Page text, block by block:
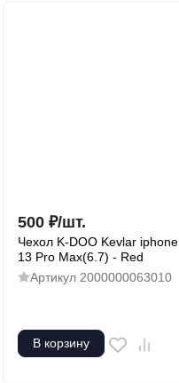
500 ₽/шт.
Чехол K-DOO Kevlar iphone
13 Pro Max(6.7) - Red
Артикул 2000000063010
В корзину